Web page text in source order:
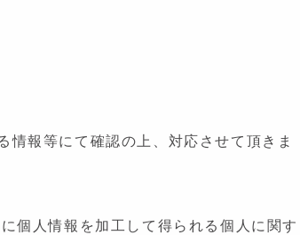
報等にて確認の上、対応させて頂きま
個人情報を加工して得られる個人に関す